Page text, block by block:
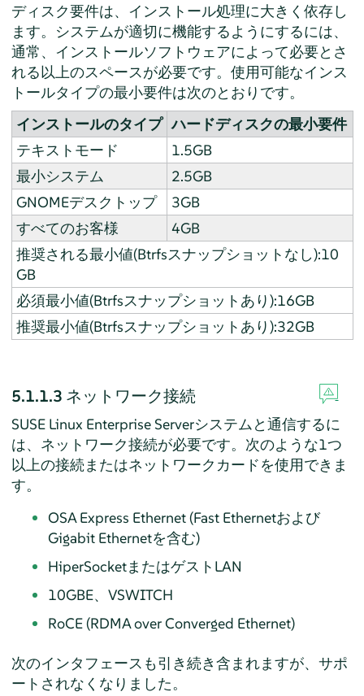
ディスク要件は、インストール処理に大きく依存し
ます。システムが適切に機能するようにするには、
通常、インストールソフトウェアによって必要とさ
れる以上のスペースが必要です。使用可能なインス
トールタイプの最小要件は次のとおりです。
インストールのタイプ ハードディスクの最小要件
テキストモード
1.5GB
最小システム
2.5GB
GNOMEデスクトップ
3GB
すべてのお客様
4GB
推奨される最小値(Btrfsスナップショットなし):10
GB
必須最小値(Btrfsスナップショットあり):16GB
推奨最小値(Btrfsスナップショットあり):32GB
5.1.1.3 ネットワーク接続
SUSE Linux Enterprise Serverシステムと通信するに
は、ネットワーク接続が必要です。次のような1つ
以上の接続またはネットワークカードを使用できま
す。
OSA Express Ethernet (Fast Ethernetおよび
Gigabit Ethernetを含む)
HiperSocketまたはゲストLAN
10GBE、VSWITCH
RoCE (RDMA over Converged Ethernet)
次のインタフェースも引き続き含まれますが、サポ
ートされなくなりました。